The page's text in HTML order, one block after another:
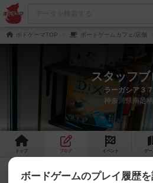
ボドゲーマTOP ボードゲームカフェ/店舗
スタッフブ
ラーガシア３
神奈川県南足
トップ ブログ イベント ゲー
10ヶ月前 2025年09月28日 19時24分
ボードゲームのプレイ履歴を